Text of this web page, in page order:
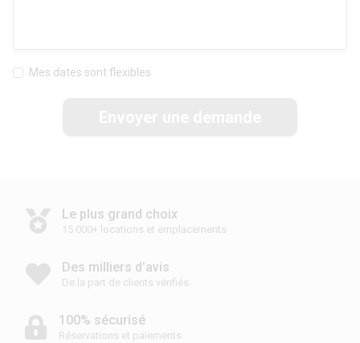
Mes dates sont flexibles
Le plus grand choix
15 000+ locations et emplacements
Des milliers d’avis
De la part de clients vérifiés
100% sécurisé
Réservations et paiements